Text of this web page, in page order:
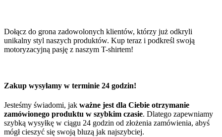
Dołącz do grona zadowolonych klientów, którzy już odkryli
unikalny styl naszych produktów. Kup teraz i podkreśl swoją
motoryzacyjną pasję z naszym T-shirtem!
Zakup wysyłamy w terminie 24 godzin!
Jesteśmy świadomi, jak ważne jest dla Ciebie otrzymanie
zamówionego produktu w szybkim czasie. Dlatego zapewniamy
szybką wysyłkę w ciągu 24 godzin od złożenia zamówienia, abyś
mógł cieszyć się swoją bluzą jak najszybciej.